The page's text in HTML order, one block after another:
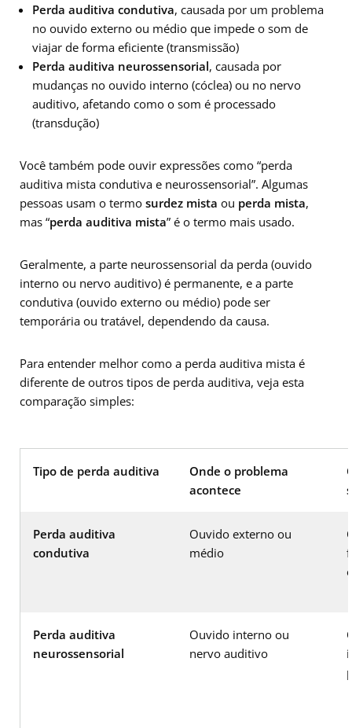
Perda auditiva condutiva, causada por um problema
no ouvido externo ou médio que impede o som de
viajar de forma eficiente (transmissão)
Perda auditiva neurossensorial, causada por
mudanças no ouvido interno (cóclea) ou no nervo
auditivo, afetando como o som é processado
(transdução)
Você também pode ouvir expressões como “perda
auditiva mista condutiva e neurossensorial”. Algumas
pessoas usam o termo surdez mista ou perda mista,
mas “perda auditiva mista” é o termo mais usado.
Geralmente, a parte neurossensorial da perda (ouvido
interno ou nervo auditivo) é permanente, e a parte
condutiva (ouvido externo ou médio) pode ser
temporária ou tratável, dependendo da causa.
Para entender melhor como a perda auditiva mista é
diferente de outros tipos de perda auditiva, veja esta
comparação simples:
Tipo de perda auditiva
Onde o problema
acontece
Perda auditiva
condutiva
Ouvido externo ou
médio
Perda auditiva
neurossensorial
Ouvido interno ou
nervo auditivo